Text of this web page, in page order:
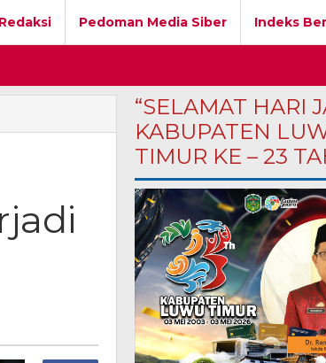
Redaksi Pedoman Media Siber Indeks
“SELAMAT HARI
KABUPATEN
TIMUR KE – 23